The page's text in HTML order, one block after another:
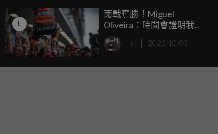
L
雨戰奪勝！Miguel
Oliveira：時間會證明我離
開KTM是不是錯的，未來
對Miller會很艱難。
TC 2022/10/03